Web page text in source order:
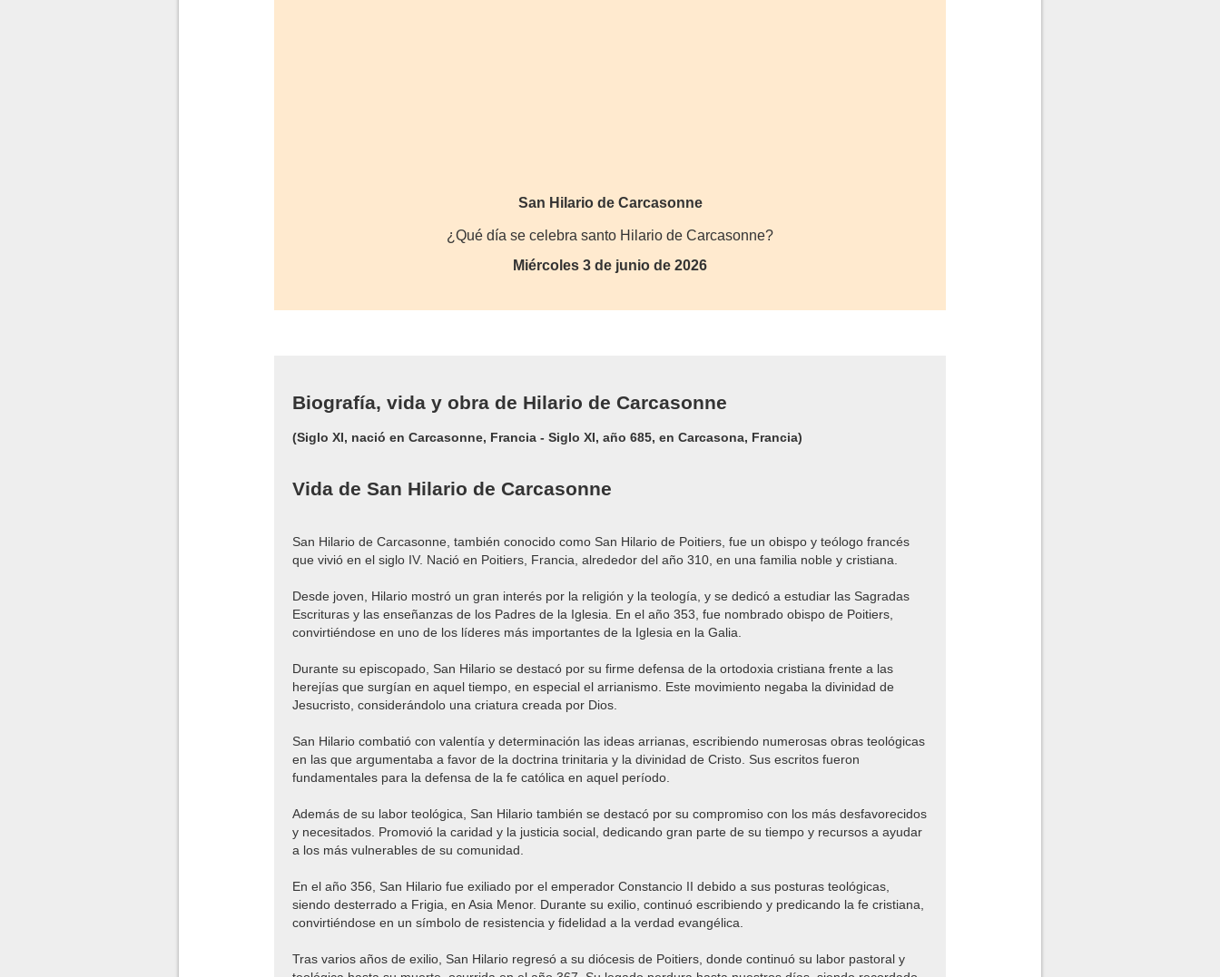
San Hilario de Carcasonne
¿Qué día se celebra santo Hilario de Carcasonne?
Miércoles 3 de junio de 2026
Biografía, vida y obra de Hilario de Carcasonne
(Siglo XI, nació en Carcasonne, Francia - Siglo XI, año 685, en Carcasona, Francia)
Vida de San Hilario de Carcasonne
San Hilario de Carcasonne, también conocido como San Hilario de Poitiers, fue un obispo y teólogo francés
que vivió en el siglo IV. Nació en Poitiers, Francia, alrededor del año 310, en una familia noble y cristiana.
Desde joven, Hilario mostró un gran interés por la religión y la teología, y se dedicó a estudiar las Sagradas
Escrituras y las enseñanzas de los Padres de la Iglesia. En el año 353, fue nombrado obispo de Poitiers,
convirtiéndose en uno de los líderes más importantes de la Iglesia en la Galia.
Durante su episcopado, San Hilario se destacó por su firme defensa de la ortodoxia cristiana frente a las
herejías que surgían en aquel tiempo, en especial el arrianismo. Este movimiento negaba la divinidad de
Jesucristo, considerándolo una criatura creada por Dios.
San Hilario combatió con valentía y determinación las ideas arrianas, escribiendo numerosas obras teológicas
en las que argumentaba a favor de la doctrina trinitaria y la divinidad de Cristo. Sus escritos fueron
fundamentales para la defensa de la fe católica en aquel período.
Además de su labor teológica, San Hilario también se destacó por su compromiso con los más desfavorecidos
y necesitados. Promovió la caridad y la justicia social, dedicando gran parte de su tiempo y recursos a ayudar
a los más vulnerables de su comunidad.
En el año 356, San Hilario fue exiliado por el emperador Constancio II debido a sus posturas teológicas,
siendo desterrado a Frigia, en Asia Menor. Durante su exilio, continuó escribiendo y predicando la fe cristiana,
convirtiéndose en un símbolo de resistencia y fidelidad a la verdad evangélica.
Tras varios años de exilio, San Hilario regresó a su diócesis de Poitiers, donde continuó su labor pastoral y